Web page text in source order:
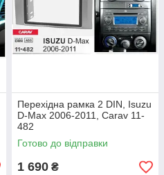
Перехідна рамка 2 DIN, Isuzu
D-Max 2006-2011, Carav 11-
482
Готово до відправки
1 690 ₴